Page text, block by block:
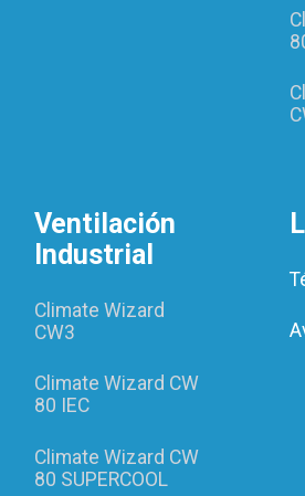
Ventilación
Industrial
Climate Wizard
CW3
Climate Wizard CW
80 IEC
Climate Wizard CW
80 SUPERCOOL